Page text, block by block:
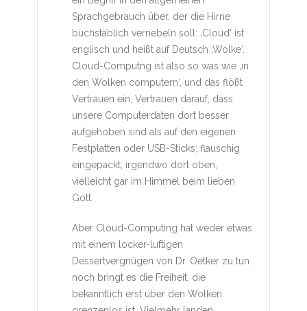
Sprachgebrauch über, der die Hirne
buchstäblich vernebeln soll: ‚Cloud‘ ist
englisch und heißt auf Deutsch ‚Wolke‘.
Cloud-Computng ist also so was wie ‚in
den Wolken computern‘, und das flößt
Vertrauen ein, Vertrauen darauf, dass
unsere Computerdaten dort besser
aufgehoben sind als auf den eigenen
Festplatten oder USB-Sticks; flauschig
eingepackt, irgendwo dort oben,
vielleicht gar im Himmel beim lieben
Gott.
Aber Cloud-Computing hat weder etwas
mit einem locker-luftigen
Dessertvergnügen von Dr. Oetker zu tun
noch bringt es die Freiheit, die
bekanntlich erst über den Wolken